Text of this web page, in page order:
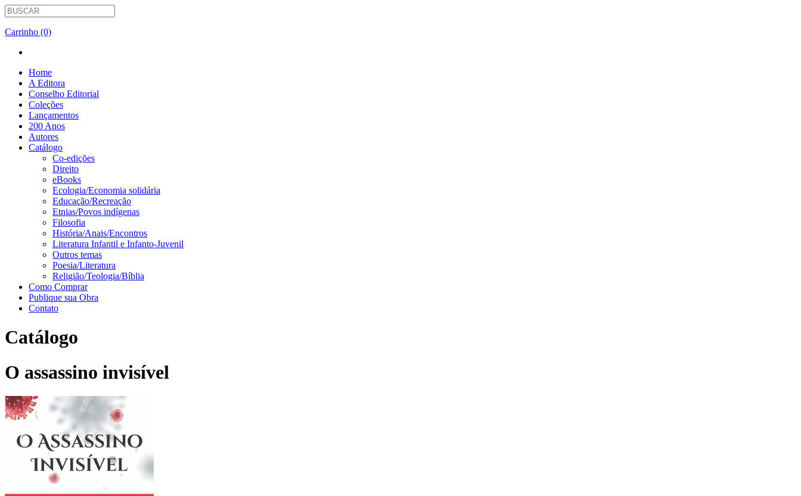
Carrinho (0)
Home
A Editora
Conselho Editorial
Coleções
Lançamentos
200 Anos
Autores
Catálogo
Co-edições
Direito
eBooks
Ecologia/Economia solidária
Educação/Recreação
Etnias/Povos indígenas
Filosofia
História/Anais/Encontros
Literatura Infantil e Infanto-Juvenil
Outros temas
Poesia/Literatura
Religião/Teologia/Bíblia
Como Comprar
Publique sua Obra
Contato
Catálogo
O assassino invisível